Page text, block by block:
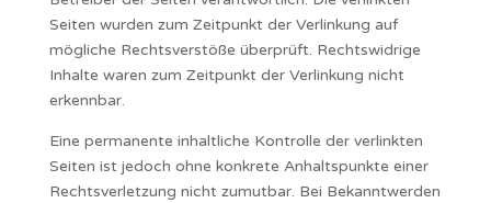
Seiten wurden zum Zeitpunkt der Verlinkung auf
mögliche Rechtsverstöße überprüft. Rechtswidrige
Inhalte waren zum Zeitpunkt der Verlinkung nicht
erkennbar.
Eine permanente inhaltliche Kontrolle der verlinkten
Seiten ist jedoch ohne konkrete Anhaltspunkte einer
Rechtsverletzung nicht zumutbar. Bei Bekanntwerden